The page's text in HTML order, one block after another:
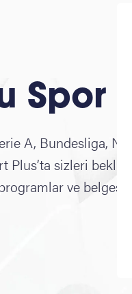
Spor
A, Bundesliga,
Plus’ta sizleri
ve